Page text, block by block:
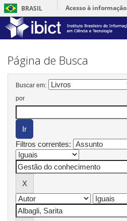
BRASIL
Acesso à informação
Skip
Página de Busca
Buscar em:
por
Filtros correntes: